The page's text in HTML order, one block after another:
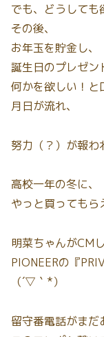
でも、どうしても
その後、
お年玉を貯金し、
誕生日のプレゼン
何かを欲しい！と
月日が流れ、
努力（？）が報わ
高校一年の冬に、
やっと買ってもら
明菜ちゃんがCMし
PIONEERの『
（´▽｀*）
留守番電話がまだ